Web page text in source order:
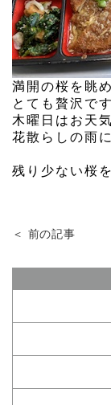
満開の桜を眺
とても贅沢で
木曜日はお天
花散らしの雨
残り少ない桜
＜ 前の記事